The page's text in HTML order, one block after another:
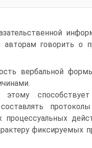
говорить о
вербальной
способствует
процессуальных
фиксируемых